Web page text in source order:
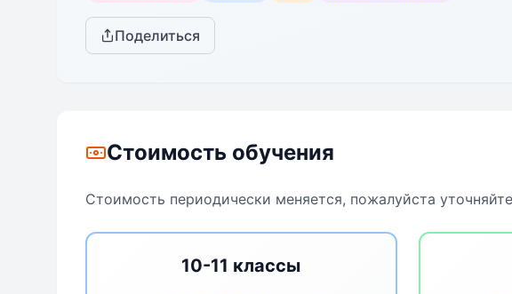
Поделиться
Стоимость обучения
Стоимость периодически меняется, пожалуйста
10-11 классы